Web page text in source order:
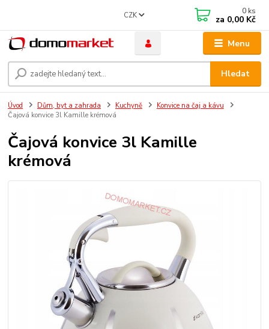
Menu
CZK
Hledat
0 ks
za 0,00 Kč
Úvod Dům, byt a zahrada Kuchyně
Konvice na čaj a kávu
Čajová konvice 3l Kamille krémová
Čajová konvice 3l Kamille
krémová